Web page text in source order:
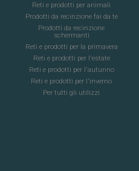
Reti e prodotti per animali
Prodotti da recinzione fai da te
Prodotti da recinzione
schermanti
Reti e prodotti per la primavera
Reti e prodotti per l'estate
Reti e prodotti per l'autunno
Reti e prodotti per l'inverno
Per tutti gli utilizzi